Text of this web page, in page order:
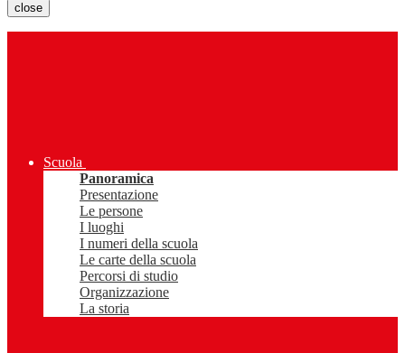
close
Scuola
Panoramica
Presentazione
Le persone
I luoghi
I numeri della scuola
Le carte della scuola
Percorsi di studio
Organizzazione
La storia